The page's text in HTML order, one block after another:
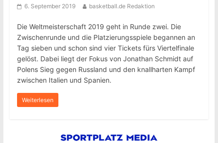
6. September 2019 basketball.de Redaktion
Die Weltmeisterschaft 2019 geht in Runde zwei. Die
Zwischenrunde und die Platzierungsspiele begannen an
Tag sieben und schon sind vier Tickets fürs Viertelfinale
gelöst. Dabei liegt der Fokus von Jonathan Schmidt auf
Polens Sieg gegen Russland und den knallharten Kampf
zwischen Italien und Spanien.
Weiterlesen